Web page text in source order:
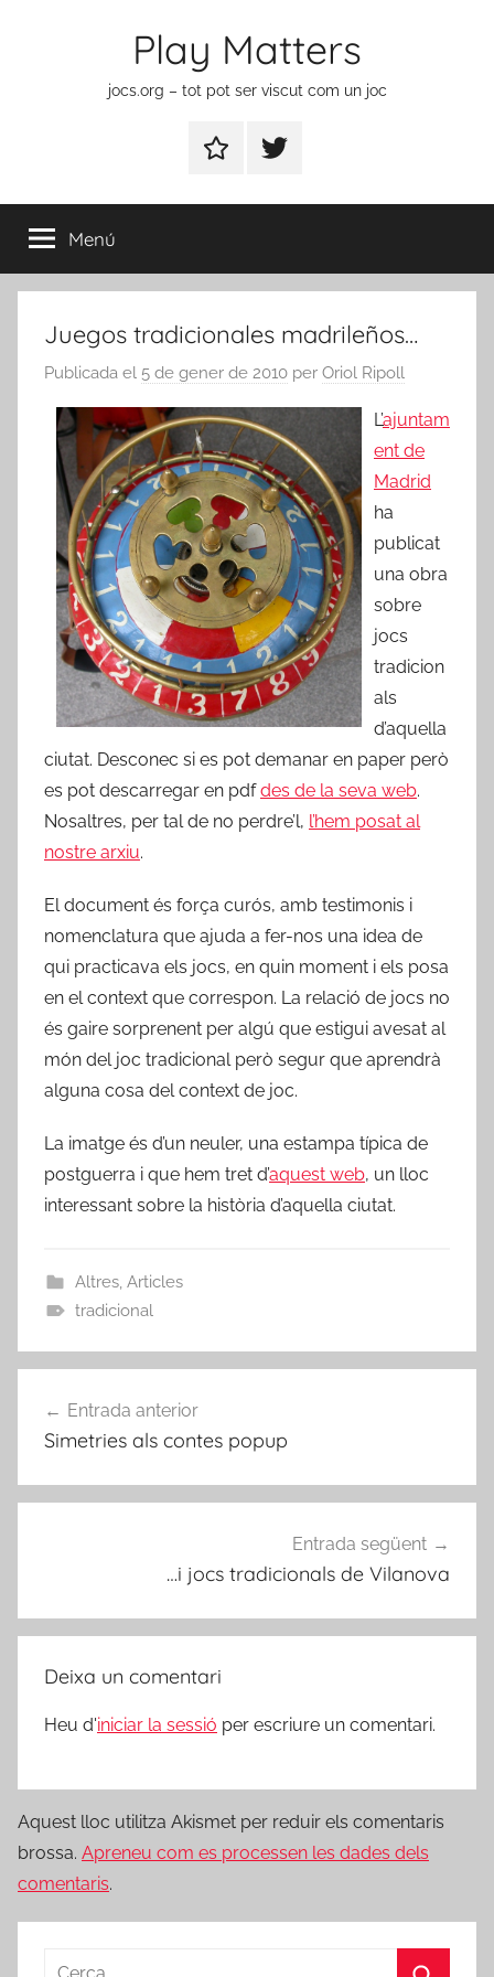
Play Matters
jocs.org – tot pot ser viscut com un joc
ContactarElement
menú
Menú
Juegos tradicionales madrileños…
Publicada el 5 de gener de 2010 per Oriol Ripoll
L’ajuntam
ent de
Madrid
ha
publicat
una obra
sobre
jocs
tradicion
als
d’aquella
ciutat. Desconec si es pot demanar en paper però
es pot descarregar en pdfdes de la seva web.
Nosaltres, per tal de no perdre’l, l’hem posat al
nostre arxiu.
El document és força curós, amb testimonis i
nomenclatura que ajuda a fer-nos una idea de
qui practicava els jocs, en quin moment i els posa
en el context que correspon. La relació de jocs no
és gaire sorprenent per algú que estigui avesat al
món del joc tradicional però segur que aprendrà
alguna cosa del context de joc.
La imatge és d’un neuler, una estampa típica de
postguerra i que hem tret d’aquest web, un lloc
interessant sobre la història d’aquella ciutat.
Altres, Articles
tradicional
d'entrades
Entrada anterior
Simetries als contes popup
Entrada següent
…i jocs tradicionals de Vilanova
Deixa un comentari
Heu d'iniciar la sessió per escriure un comentari.
Aquest lloc utilitza Akismet per reduir els comentaris
brossa. Apreneu com es processen les dades dels
comentaris.
Cerca: